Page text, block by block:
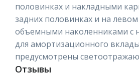
половинках и накладными
задних половинках и на
объемными наколенниками с
для амортизационного
предусмотрены
Отзывы